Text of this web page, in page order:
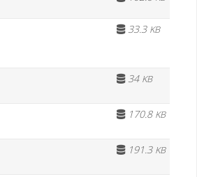
33.3 KB
34 KB
170.8 KB
191.3 KB